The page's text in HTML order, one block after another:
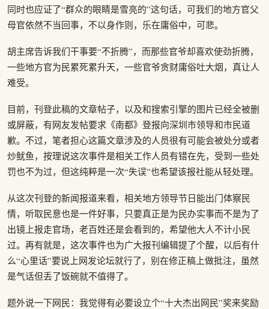
同时也应证了“群众的眼睛是雪亮的”这句话，可我们的地方官父
母官依然不当回事，不以身作则，乐在庸俗中，可悲。
胡主席告诉我们干事要“不折腾”，而那些官爷却喜欢使劲折腾，
一些地方官为民累死累升天，一些官爷贪财庸俗吐大烟，真让人
难受。
目前，刊登此稿的文章帖子，以及和搜索引擎的图片已经全被删
或屏蔽，有网友发帖要求《南都》登报向深圳市领导和市民道
歉。不过，笔者担心这篇文章涉及的人员很有可能会被处分或者
炒鱿鱼，按理说这次事件是相关工作人员有错在先，受到一些处
罚也不为过，但这纯粹是一次“失误”也希望该报社能从轻处理。
从这次刊登的新闻报道来看，相关地方领导节日能出门体察民
情，听取民意也是一件好事，只要真正是为民办实事而不是为了
出镜上报走官场，老百姓还是会看到的，希望他大人不计小民
过。再有就是，这次事件也为广大报刊编辑提了个醒，以后有什
么“心里话”要说上网发论坛就行了，别在修正稿上做批注，虽然
是气话但丢了饭碗就不值得了。
题外说一下网民：我觉得有必要设立个“十大杰出网民”奖来奖励